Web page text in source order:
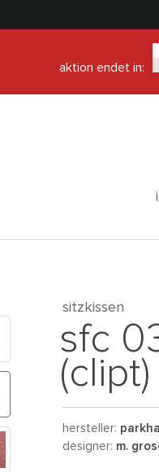
aktion endet in:
sitzkissen
sfc
(clipt)
hersteller:
designer: m.